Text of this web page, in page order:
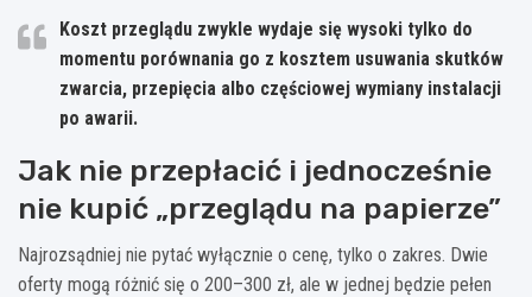
Koszt przeglądu zwykle wydaje się wysoki tylko do
momentu porównania go z kosztem usuwania skutków
zwarcia, przepięcia albo częściowej wymiany instalacji
po awarii.
Jak nie przepłacić i jednocześnie
nie kupić „przeglądu na papierze”
Najrozsądniej nie pytać wyłącznie o cenę, tylko o zakres. Dwie
oferty mogą różnić się o 200–300 zł, ale w jednej będzie pełen